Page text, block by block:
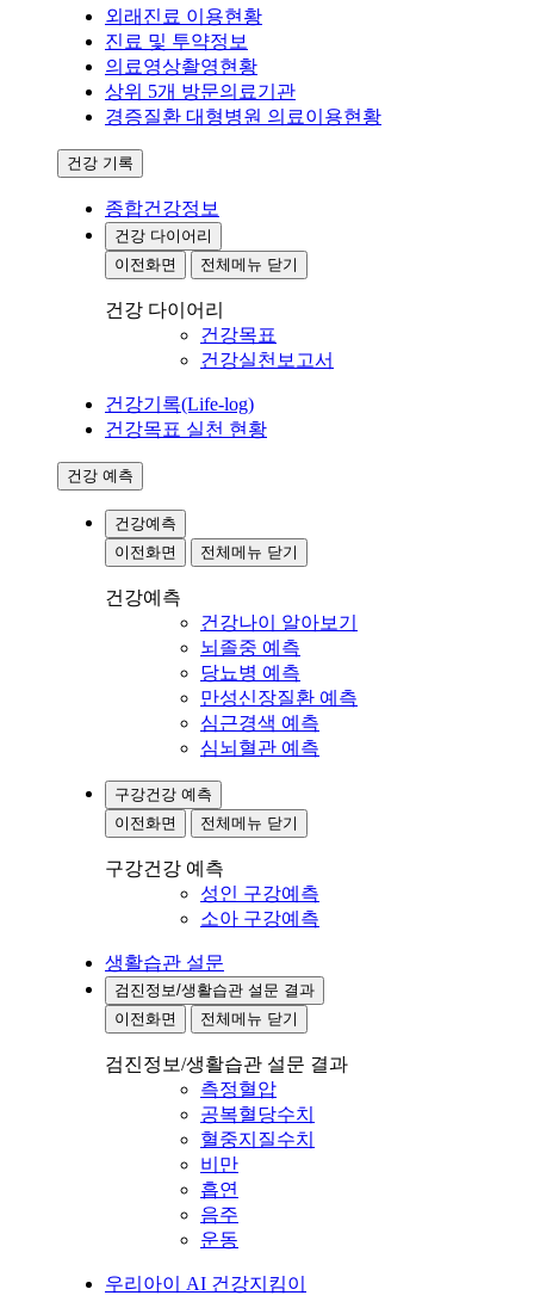
외래진료 이용현황
진료 및 투약정보
의료영상촬영현황
상위 5개 방문의료기관
경증질환 대형병원 의료이용현황
건강 기록
종합건강정보
건강 다이어리
이전화면
전체메뉴 닫기
건강 다이어리
건강목표
건강실천보고서
건강기록(Life-log)
건강목표 실천 현황
건강 예측
건강예측
이전화면
전체메뉴 닫기
건강예측
건강나이 알아보기
뇌졸중 예측
당뇨병 예측
만성신장질환 예측
심근경색 예측
심뇌혈관 예측
구강건강 예측
이전화면
전체메뉴 닫기
구강건강 예측
성인 구강예측
소아 구강예측
생활습관 설문
검진정보/생활습관 설문 결과
이전화면
전체메뉴 닫기
검진정보/생활습관 설문 결과
측정혈압
공복혈당수치
혈중지질수치
비만
흡연
음주
운동
우리아이 AI 건강지킴이